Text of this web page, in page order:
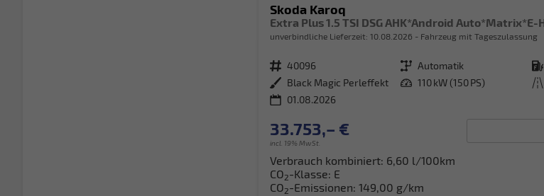
Skoda Karoq
unverbindliche Lieferzeit: 10.08.2026 Fahrzeug mit Tageszulassung
Fahrzeugnr. 40096 Getriebe Automatik Kraftstoff
Außenfarbe Black Magic Perleffekt Leistung 110 kW (150 PS) Kilometerstand
01.08.2026
33.753,– €
incl. 19% MwSt.
Verbrauch kombiniert: 6,60 l/100km
CO2-Klasse: E
CO2-Emissionen: 149,00 g/km